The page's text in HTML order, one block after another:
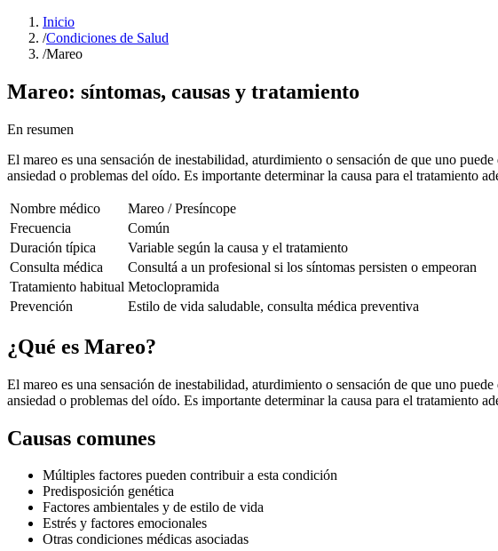
Inicio
/Condiciones de Salud
/Mareo
Mareo: síntomas, causas y tratamiento
En resumen
El mareo es una sensación de inestabilidad, aturdimiento o sensación de que uno
ansiedad o problemas del oído. Es importante determinar la causa para el tratamiento
Nombre médico
Mareo / Presíncope
Frecuencia
Común
Duración típica
Variable según la causa y el tratamiento
Consulta médica
Consultá a un profesional si los síntomas persisten o empeoran
Tratamiento habitual Metoclopramida
Prevención
Estilo de vida saludable, consulta médica preventiva
¿Qué es Mareo?
El mareo es una sensación de inestabilidad, aturdimiento o sensación de que uno
ansiedad o problemas del oído. Es importante determinar la causa para el tratamiento
Causas comunes
Múltiples factores pueden contribuir a esta condición
Predisposición genética
Factores ambientales y de estilo de vida
Estrés y factores emocionales
Otras condiciones médicas asociadas